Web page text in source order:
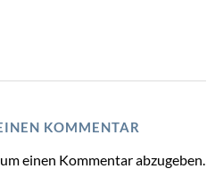
KOMMENTAR
einen Kommentar abzugeben.